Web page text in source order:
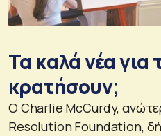
Τα καλά νέα για
κρατήσουν;
Ο Charlie McCurdy,
Resolution Foundation,